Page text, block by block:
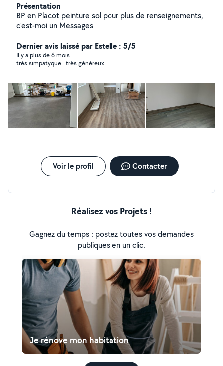
Présentation
BP en Placot peinture sol pour plus de renseignements,
c'est-moi un Messages
Dernier avis laissé par Estelle : 5/5
Il y a plus de 6 mois
très simpatyque . très généreux
Voir le profil Contacter
Réalisez vos Projets !
Gagnez du temps : postez toutes vos demandes
publiques en un clic.
Je rénove mon habitation